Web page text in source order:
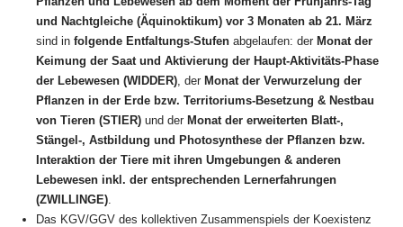
und Nachtgleiche (Äquinoktikum) vor 3 Monaten ab 21. März
sind in folgende Entfaltungs-Stufen abgelaufen: der Monat der
Keimung der Saat und Aktivierung der Haupt-Aktivitäts-Phase
der Lebewesen (WIDDER) , der Monat der Verwurzelung der
Pflanzen in der Erde bzw. Territoriums-Besetzung & Nestbau
von Tieren (STIER) und der Monat der erweiterten Blatt-,
Stängel-, Astbildung und Photosynthese der Pflanzen bzw.
Interaktion der Tiere mit ihren Umgebungen & anderen
Lebewesen inkl. der entsprechenden Lernerfahrungen
(ZWILLINGE)
Das KGV/GGV des kollektiven Zusammenspiels der Koexistenz